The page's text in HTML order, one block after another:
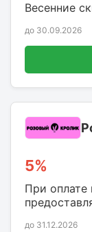
Весенние
до 30.09.2026
5%
При оплате
до 31.12.2026